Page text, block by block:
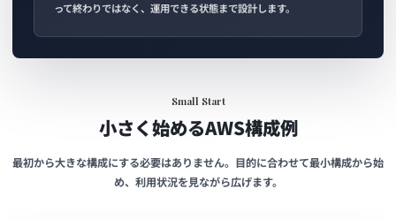
って終わりではなく、運用できる状態まで設計します。
Small Start
小さく始めるAWS構成例
最初から大きな構成にする必要はありません。目的に合わせて最小構成から始
め、利用状況を見ながら広げます。